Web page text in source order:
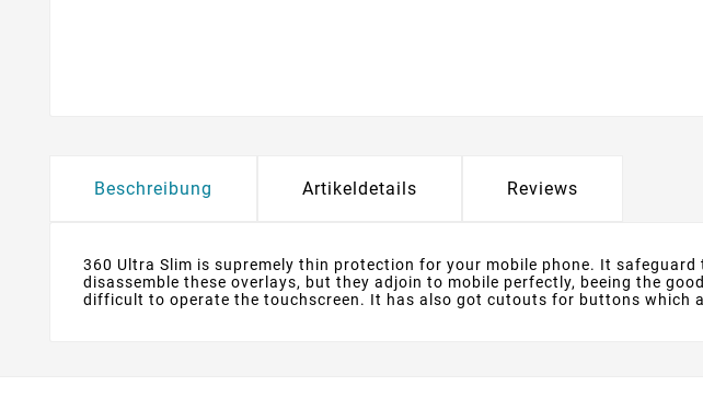
Beschreibung Artikeldetails Reviews
360 Ultra Slim is supremely thin protection for your mobile phone. It
disassemble these overlays, but they adjoin to mobile perfectly, beeing the
difficult to operate the touchscreen. It has also got cutouts for buttons which